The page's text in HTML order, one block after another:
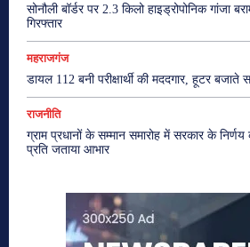
सोनौली बॉर्डर पर 2.3 किलो हाइड्रोपोनिक गांजा
गिरफ्तार
महराजगंज
डायल 112 बनी परीक्षार्थी की मददगार, हूटर बजाते
राजनीति
ग्राम प्रधानों के सम्मान समारोह में सरकार के
प्रति जताया आभार